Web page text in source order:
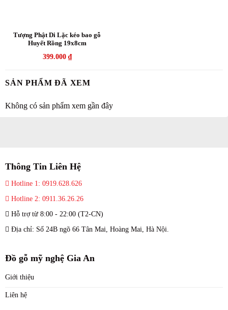
Tượng Phật Di Lặc kéo bao gỗ
Huyết Rồng 19x8cm
399.000 ₫
SẢN PHẨM ĐÃ XEM
Không có sản phẩm xem gần đây
Thông Tin Liên Hệ
Hotline 1: 0919.628.626
Hotline 2: 0911.36.26.26
Hỗ trợ từ 8:00 - 22:00 (T2-CN)
Địa chỉ: Số 24B ngõ 66 Tân Mai, Hoàng Mai, Hà Nội.
Đồ gỗ mỹ nghệ Gia An
Giới thiệu
Liên hệ